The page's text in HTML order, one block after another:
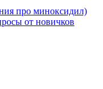
про миноксидил)
от новичков